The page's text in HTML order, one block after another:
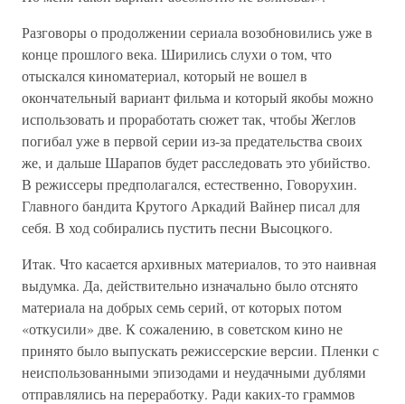
Разговоры о продолжении сериала возобновились уже в
конце прошлого века. Ширились слухи о том, что
отыскался киноматериал, который не вошел в
окончательный вариант фильма и который якобы можно
использовать и проработать сюжет так, чтобы Жеглов
погибал уже в первой серии из-за предательства своих
же, и дальше Шарапов будет расследовать это убийство.
В режиссеры предполагался, естественно, Говорухин.
Главного бандита Крутого Аркадий Вайнер писал для
себя. В ход собирались пустить песни Высоцкого.
Итак. Что касается архивных материалов, то это наивная
выдумка. Да, действительно изначально было отснято
материала на добрых семь серий, от которых потом
«откусили» две. К сожалению, в советском кино не
принято было выпускать режиссерские версии. Пленки с
неиспользованными эпизодами и неудачными дублями
отправлялись на переработку. Ради каких-то граммов